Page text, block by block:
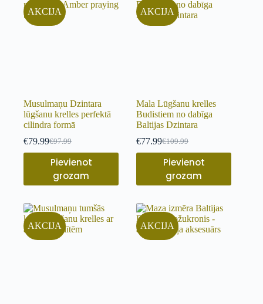
AKCIJA
Musulmaņu Dzintara
lūgšanu krelles perfektā
cilindra formā
€97.99
€79.99
Pievienot
grozam
AKCIJA
Mala Lūgšanu krelles
Budistiem no dabīga
Baltijas Dzintara
€109.99
€77.99
Pievienot
grozam
AKCIJA AKCIJA